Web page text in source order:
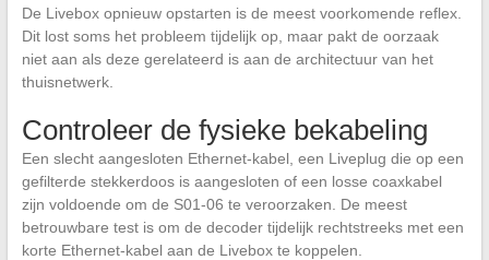
De Livebox opnieuw opstarten is de meest voorkomende reflex.
Dit lost soms het probleem tijdelijk op, maar pakt de oorzaak
niet aan als deze gerelateerd is aan de architectuur van het
thuisnetwerk.
Controleer de fysieke bekabeling
Een slecht aangesloten Ethernet-kabel, een Liveplug die op een
gefilterde stekkerdoos is aangesloten of een losse coaxkabel
zijn voldoende om de S01-06 te veroorzaken. De meest
betrouwbare test is om de decoder tijdelijk rechtstreeks met een
korte Ethernet-kabel aan de Livebox te koppelen.